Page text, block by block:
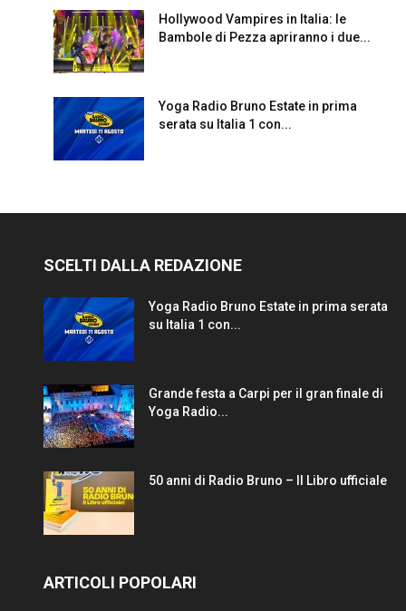
Hollywood Vampires in Italia: le
Bambole di Pezza apriranno i due...
Yoga Radio Bruno Estate in prima
serata su Italia 1 con...
SCELTI DALLA REDAZIONE
Yoga Radio Bruno Estate in prima serata
su Italia 1 con...
Grande festa a Carpi per il gran finale di
Yoga Radio...
50 anni di Radio Bruno – Il Libro ufficiale
ARTICOLI POPOLARI